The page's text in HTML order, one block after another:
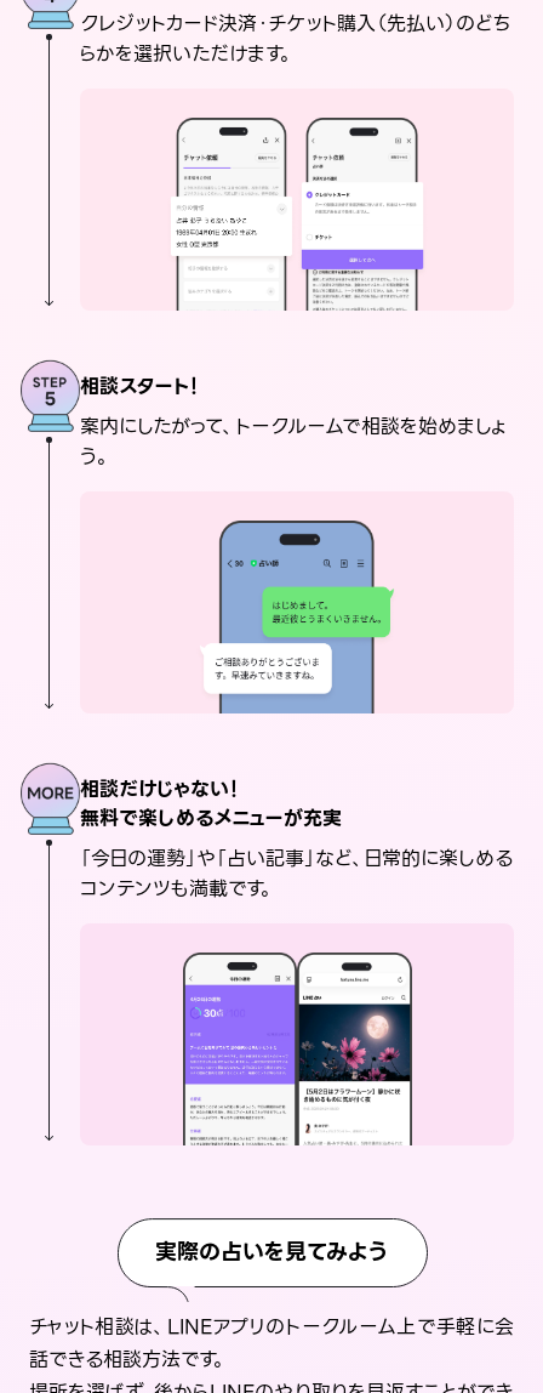
クレジットカード決済・チケット購入（先払い）のどち
らかを選択いただけます。
相談スタート！
案内にしたがって、トークルームで相談を始めましょ
う。
相談だけじゃない！
無料で楽しめるメニューが充実
「今日の運勢」や「占い記事」など、日常的に楽しめる
コンテンツも満載です。
実際の占いを見てみよう
チャット相談は、LINEアプリのトークルーム上で手軽に会
話できる相談方法です。